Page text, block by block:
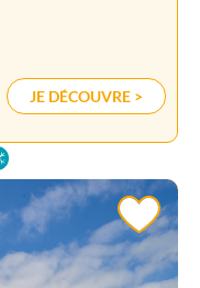
JE DÉCOUVRE >